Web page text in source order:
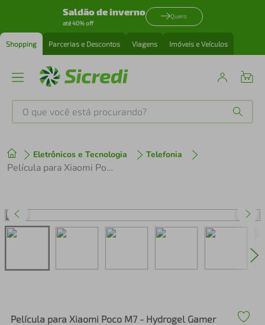
Saldão de inverno
até 40% off
Quero
Shopping Parcerias e Descontos Viagens Imóveis e Veículos
O que você está procurando?
Eletrônicos e Tecnologia Telefonia
Película para Xiaomi Poco M7 - Hydrogel Gamer Fosca - Gshield
Película para Xiaomi Poco M7 - Hydrogel Gamer
1º tenis
perfume